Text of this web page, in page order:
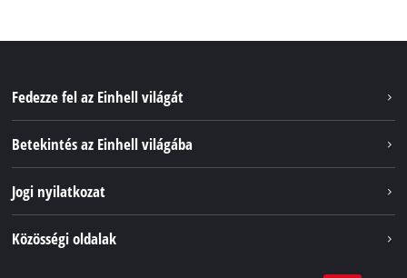
Fedezze fel az Einhell világát
Betekintés az Einhell világába
Az Einhell világszerte
Jogi nyilatkozat
Közösségi oldalak